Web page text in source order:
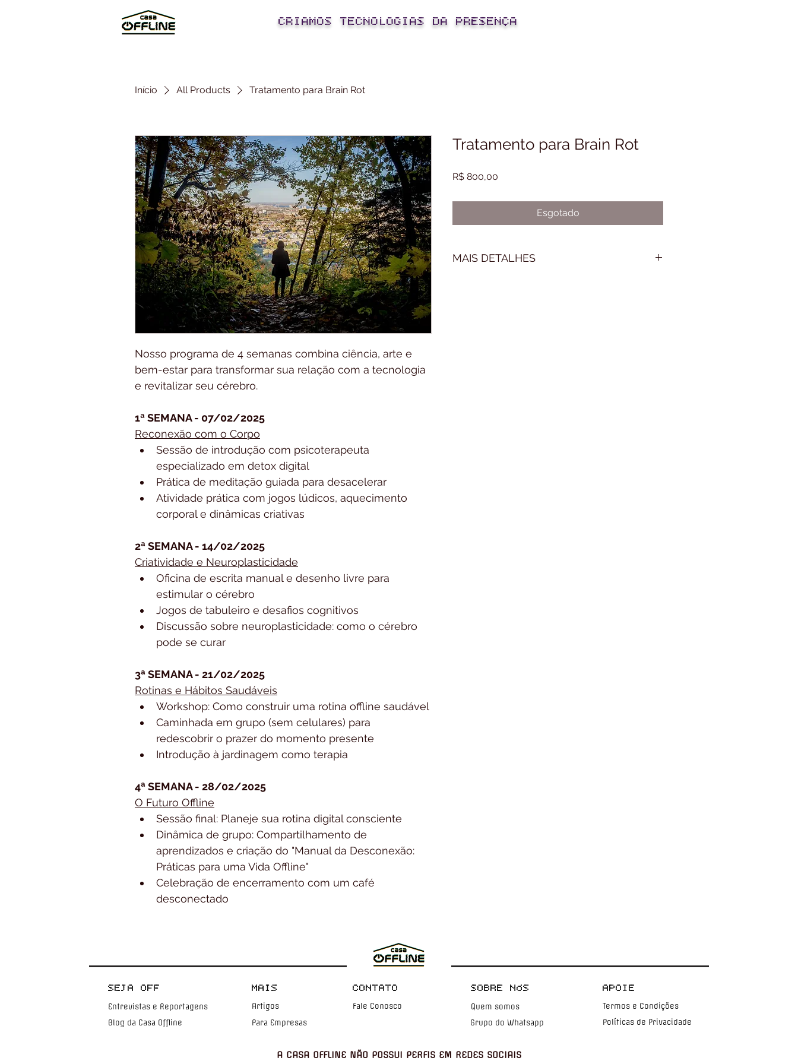
CRIAMOS TECNOLOGIAS DA PRESENÇA
Início All Products Tratamento para Brain Rot
Nosso programa de 4 semanas combina ciência, arte e
bem-estar para transformar sua relação com a tecnologia
e revitalizar seu cérebro.
1ª SEMANA - 07/02/2025
Reconexão com o Corpo
Sessão de introdução com psicoterapeuta
especializado em detox digital
Prática de meditação guiada para desacelerar
Atividade prática com jogos lúdicos, aquecimento
corporal e dinâmicas criativas
2ª SEMANA - 14/02/2025
Criatividade e Neuroplasticidade
Oficina de escrita manual e desenho livre para
estimular o cérebro
Jogos de tabuleiro e desafios cognitivos
Discussão sobre neuroplasticidade: como o cérebro
pode se curar
3ª SEMANA - 21/02/2025
Rotinas e Hábitos Saudáveis
Workshop: Como construir uma rotina offline saudável
Caminhada em grupo (sem celulares) para
redescobrir o prazer do momento presente
Introdução à jardinagem como terapia
4ª SEMANA - 28/02/2025
O Futuro Offline
Sessão final: Planeje sua rotina digital consciente
Dinâmica de grupo: Compartilhamento de
aprendizados e criação do "Manual da Desconexão:
Práticas para uma Vida Offline"
Celebração de encerramento com um café
desconectado
Tratamento para Brain Rot
R$ 800,00
Esgotado
MAIS DETALHES
SEJA OFF
Entrevistas e Reportagens
Blog da Casa Offline
MAIS
Artigos Fale Conosco
CONTATO
Para Empresas
SOBRE NÓS
Quem somos
Grupo do Whatsapp
APOIE
Termos e Condições
Políticas de Privacidade
A CASA OFFLINE NÃO POSSUI PERFIS EM REDES SOCIAIS